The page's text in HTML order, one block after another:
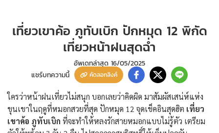
เที่ยวเขาค้อ ภูทับเบิก ปักหมุด 12 พิกัด
เที่ยวหน้าฝนสุดฉ่ำ
อัพเดทล่าสุด 16/05/2025
แชร์บทความนี้
คัดลอกลิงค์
ใครว่าหน้าฝนเที่ยวไม่สนุก บอกเลยว่าคิดผิด มาสัมผัสเสน่ห์แห่ง
ขุนเขาในฤดูที่หมอกสวยที่สุด ปักหมุด 12 จุดเช็คอินสุดฮิต เที่ยว
เขาค้อ ภูทับเบิก ที่จะทำให้หลงรักสายหมอกแบบไม่รู้ตัว เตรียม